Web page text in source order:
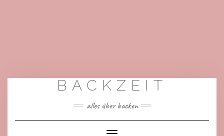
BACKZEIT
alles über backen